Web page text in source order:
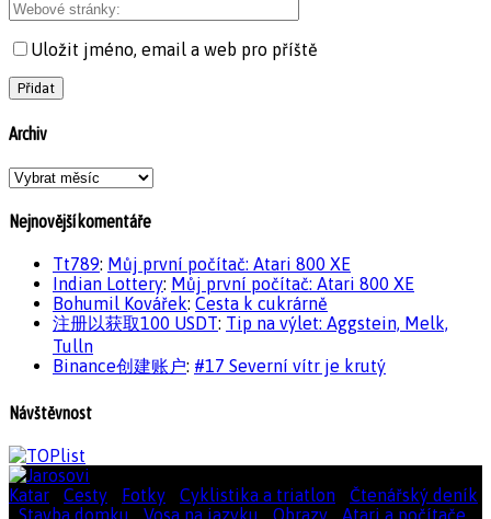
Uložit jméno, email a web pro příště
Archiv
Archiv
Nejnovější komentáře
Tt789: Můj první počítač: Atari 800 XE
Indian Lottery: Můj první počítač: Atari 800 XE
Bohumil Kovářek: Cesta k cukrárně
注册以获取100 USDT: Tip na výlet: Aggstein, Melk,
Tulln
Binance创建账户: #17 Severní vítr je krutý
Návštěvnost
Katar Cesty Fotky Cyklistika a triatlon
Čtenářský deník
Stavba domku Vosa na jazyku Obrazy Atari a počítače